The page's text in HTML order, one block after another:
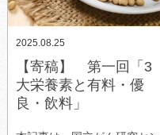
2025.08.25
【寄稿】 第一回「3
大栄養素と有料・優
良・飲料」